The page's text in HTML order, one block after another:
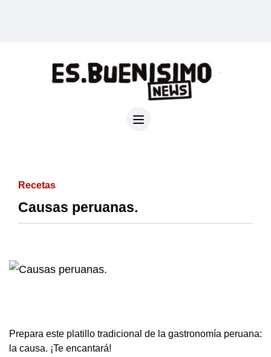
Recetas
Causas peruanas.
Prepara este platillo tradicional de la gastronomía peruana:
la causa. ¡Te encantará!